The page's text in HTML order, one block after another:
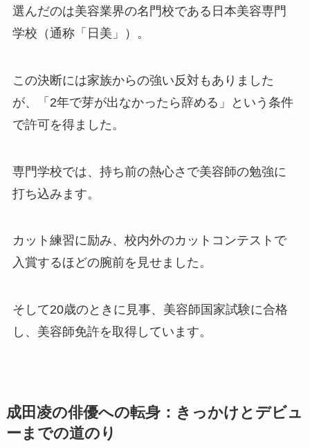
選んだのは美容業界の名門校である日本美容専門
学校（通称「日美」）。
この決断には家族からの強い反対もありました
が、「2年で芽が出なかったら辞める」という条件
で許可を得ました。
専門学校では、持ち前の熱心さで美容師の勉強に
打ち込みます。
カット練習に励み、校内外のカットコンテストで
入賞するほどの腕前を見せました。
そして20歳のときに見事、美容師国家試験に合格
し、美容師免許を取得しています。
成田凌の俳優への転身：きっかけとデビュ
ーまでの道のり